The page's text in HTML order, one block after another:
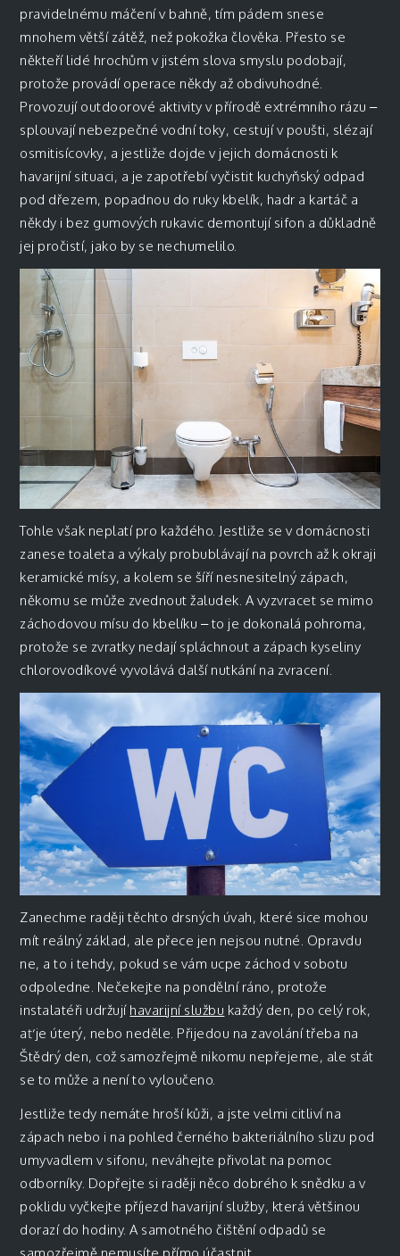
pravidelnému máčení v bahně, tím pádem snese
mnohem větší zátěž, než pokožka člověka. Přesto se
někteří lidé hrochům v jistém slova smyslu podobají,
protože provádí operace někdy až obdivuhodné.
Provozují outdoorové aktivity v přírodě extrémního rázu –
splouvají nebezpečné vodní toky, cestují v poušti, slézají
osmitisícovky, a jestliže dojde v jejich domácnosti k
havarijní situaci, a je zapotřebí vyčistit kuchyňský odpad
pod dřezem, popadnou do ruky kbelík, hadr a kartáč a
někdy i bez gumových rukavic demontují sifon a důkladně
jej pročistí, jako by se nechumelilo.
Tohle však neplatí pro každého. Jestliže se v domácnosti
zanese toaleta a výkaly probublávají na povrch až k okraji
keramické mísy, a kolem se šíří nesnesitelný zápach,
někomu se může zvednout žaludek. A vyzvracet se mimo
záchodovou mísu do kbelíku – to je dokonalá pohroma,
protože se zvratky nedají spláchnout a zápach kyseliny
chlorovodíkové vyvolává další nutkání na zvracení.
Zanechme raději těchto drsných úvah, které sice mohou
mít reálný základ, ale přece jen nejsou nutné. Opravdu
ne, a to i tehdy, pokud se vám ucpe záchod v sobotu
odpoledne. Nečekejte na pondělní ráno, protože
instalatéři udržují havarijní službu každý den, po celý rok,
ať je úterý, nebo neděle. Přijedou na zavolání třeba na
Štědrý den, což samozřejmě nikomu nepřejeme, ale stát
se to může a není to vyloučeno.
Jestliže tedy nemáte hroší kůži, a jste velmi citliví na
zápach nebo i na pohled černého bakteriálního slizu pod
umyvadlem v sifonu, neváhejte přivolat na pomoc
odborníky. Dopřejte si raději něco dobrého k snědku a v
poklidu vyčkejte příjezd havarijní služby, která většinou
dorazí do hodiny. A samotného čištění odpadů se